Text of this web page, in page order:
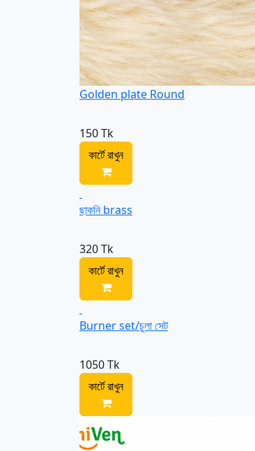
Golden plate Round
150 Tk
কার্টে রাখুন
ছাকনি brass
320 Tk
কার্টে রাখুন
Burner set/চুলা সেট
1050 Tk
কার্টে রাখুন